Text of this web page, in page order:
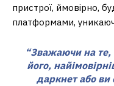
пристрої, ймовірно,
платформами,
“Зважаючи на
його,
даркнет або ви